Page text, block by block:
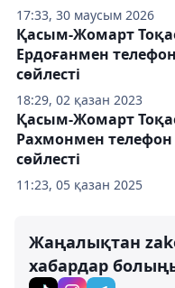
17:33, 30 маусым 2026
18:29, 02 қазан 2023
Қасым-Жомарт
Ердоғанмен
сөйлесті
11:23, 05 қазан 2025
Қасым-Жомарт
Рахмонмен
сөйлесті
Жаңалықтан
хабардар